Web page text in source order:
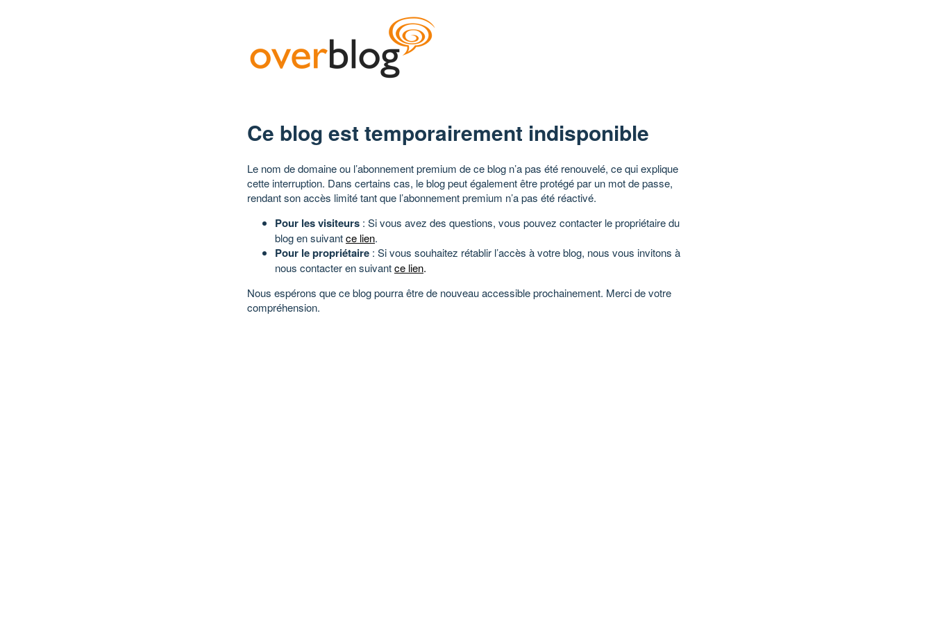
Ce blog est temporairement indisponible
Le nom de domaine ou l’abonnement premium de ce blog n’a pas été renouvelé, ce qui explique
cette interruption. Dans certains cas, le blog peut également être protégé par un mot de passe,
rendant son accès limité tant que l’abonnement premium n’a pas été réactivé.
Pour les visiteurs : Si vous avez des questions, vous pouvez contacter le propriétaire du
blog en suivantce lien.
Pour le propriétaire : Si vous souhaitez rétablir l’accès à votre blog, nous vous invitons à
nous contacter en suivantce lien.
Nous espérons que ce blog pourra être de nouveau accessible prochainement. Merci de votre
compréhension.